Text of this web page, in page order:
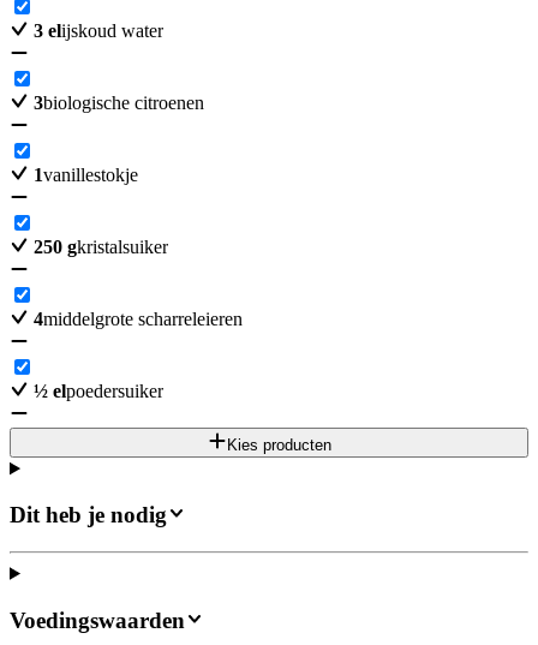
3 elijskoud water
3biologische citroenen
1vanillestokje
250 gkristalsuiker
4middelgrote scharreleieren
½ elpoedersuiker
Kies producten
Dit heb je nodig
Voedingswaarden